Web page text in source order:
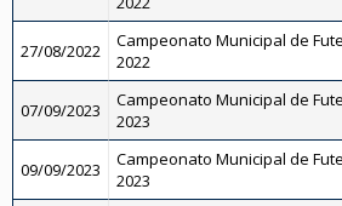
27/08/2022
Campeonato Municipal de
2022
07/09/2023
Campeonato Municipal de
2023
09/09/2023
Campeonato Municipal de
2023